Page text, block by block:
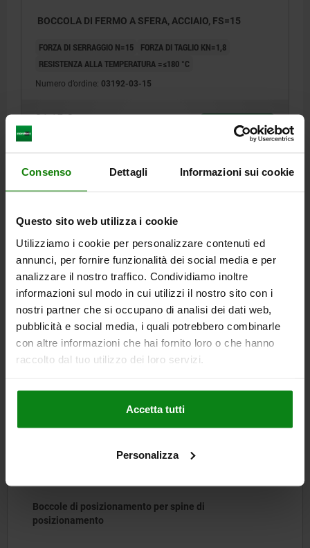
Consenso Dettagli Informazioni sui cookie
Questo sito web utilizza i cookie
Utilizziamo i cookie per personalizzare contenuti ed
annunci, per fornire funzionalità dei social media e per
analizzare il nostro traffico. Condividiamo inoltre
informazioni sul modo in cui utilizzi il nostro sito con i
nostri partner che si occupano di analisi dei dati web,
pubblicità e social media, i quali potrebbero combinarle
con altre informazioni che hai fornito loro o che hanno
raccolto dal tuo utilizzo dei loro servizi.
Accetta tutti
Personalizza
BOCCOLA DI FERMO A SFERA, ACCIAIO, FS=15
FORZA DI SERRAGGIO N=15
FORZA DI TAGLIO KN=1,8
RESISTENZA ALLA TEMPERATURA =≤180 °C
Numero d’ordine: 03192-03-15
21,15 €
DETTAGLI
DETTAGLI
SCARICARE
Altri clienti hanno acquistato
anche
03099-50
Boccole di posizionamento per spine di
posizionamento